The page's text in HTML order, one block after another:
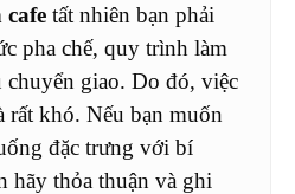
tất nhiên bạn phải
pha chế, quy trình làm
chuyển giao. Do đó, việc
rất khó. Nếu bạn muốn
đặc trưng với bí
hãy thỏa thuận và ghi